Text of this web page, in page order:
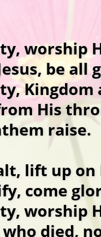
worship
be all
His
raise.
lift up on
come
worship
who died,